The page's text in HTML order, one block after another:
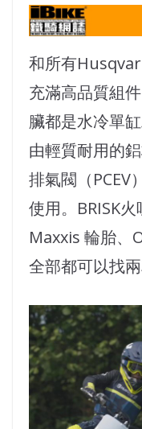
和所有
充滿高品質組
臟都是水冷單
由輕質耐用的
排氣閥（PCEV
使用。BRISK
Maxxis 輪胎、
全部都可以找兩